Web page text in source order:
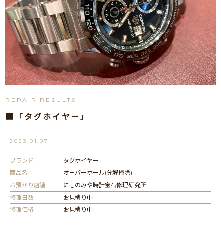
REPAIR RESULTS
■「タグホイヤー」
2023.01.07
ブランド
タグホイヤー
商品名
オーバーホール(分解掃除)
お預かり店舗
にしのみや時計宝石修理研究所
修理日数
お見積り中
修理価格
お見積り中